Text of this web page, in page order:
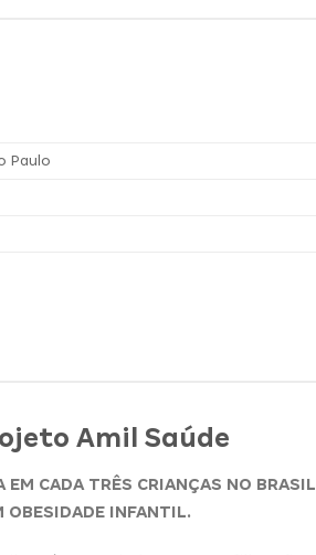
Paulo
Amil Saúde
EM CADA TRÊS CRIANÇAS NO BRASIL
OBESIDADE INFANTIL.